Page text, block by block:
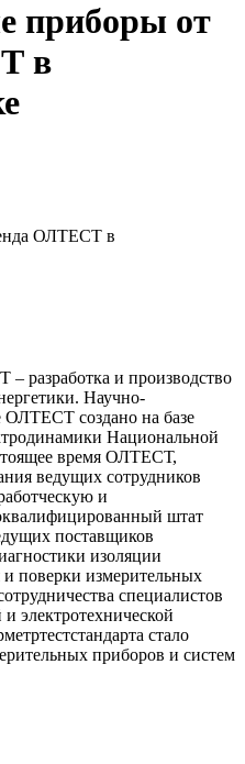
приборы от
в
ОЛТЕСТ в
разработка и производство
Научно-
ОЛТЕСТ создано на базе
Национальной
время ОЛТЕСТ,
ведущих сотрудников
и
штат
поставщиков
изоляции
и поверки измерительных
специалистов
электротехнической
стало
приборов и систем